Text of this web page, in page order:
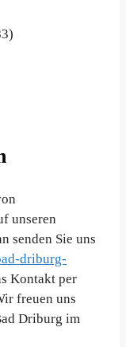
unseren
senden Sie uns
driburg-
Kontakt per
freuen uns
Driburg im